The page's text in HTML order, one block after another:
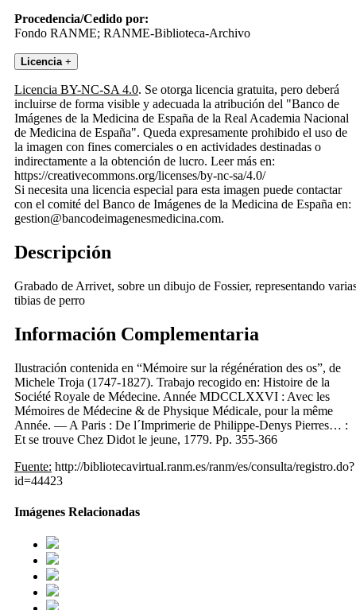
Procedencia/Cedido por:
Fondo RANME; RANME-Biblioteca-Archivo
Licencia +
Licencia BY-NC-SA 4.0. Se otorga licencia gratuita, pero deberá
incluirse de forma visible y adecuada la atribución del "Banco de
Imágenes de la Medicina de España de la Real Academia Nacional
de Medicina de España". Queda expresamente prohibido el uso de
la imagen con fines comerciales o en actividades destinadas o
indirectamente a la obtención de lucro. Leer más en:
https://creativecommons.org/licenses/by-nc-sa/4.0/
Si necesita una licencia especial para esta imagen puede contactar
con el comité del Banco de Imágenes de la Medicina de España en:
gestion@bancodeimagenesmedicina.com.
Descripción
Grabado de Arrivet, sobre un dibujo de Fossier, representando
tibias de perro
Información Complementaria
Ilustración contenida en “Mémoire sur la régénération des os”, de
Michele Troja (1747-1827). Trabajo recogido en: Histoire de la
Société Royale de Médecine. Année MDCCLXXVI : Avec les
Mémoires de Médecine & de Physique Médicale, pour la même
Année. — A Paris : De l´Imprimerie de Philippe-Denys Pierres… :
Et se trouve Chez Didot le jeune, 1779. Pp. 355-366
Fuente: http://bibliotecavirtual.ranm.es/ranm/es/consulta/registro.do?
id=44423
Imágenes Relacionadas